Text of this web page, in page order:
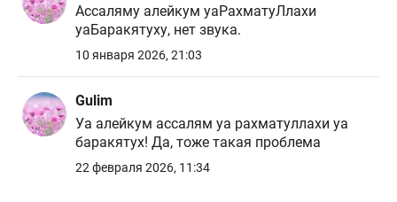
Ассаляму алейкум уаРахматуЛлахи
уаБаракятуху, нет звука.
10 января 2026, 21:03
Gulim
Уа алейкум ассалям уа рахматуллахи уа
баракятух! Да, тоже такая проблема
22 февраля 2026, 11:34